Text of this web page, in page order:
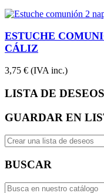
ESTUCHE
CÁLIZ
3,75 € (IVA inc.)
LISTA DE DESEOS
GUARDAR EN
BUSCAR